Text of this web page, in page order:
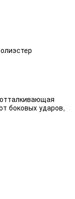
боковых ударов,